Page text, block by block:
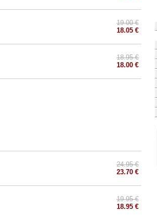
19.00 €
18.05 €
18.95 €
18.00 €
24.95 €
23.70 €
19.95 €
18.95 €